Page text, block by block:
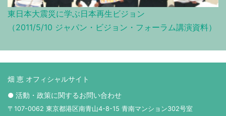
東日本大震災に学ぶ日本再生ビジョン
（2011/5/10 ジャパン・ビジョン・フォーラム講演資料）
畑 恵 オフィシャルサイト
● 活動・政策に関するお問い合わせ
〒107-0062 東京都港区南青山4-8-15 青南マンション302号室